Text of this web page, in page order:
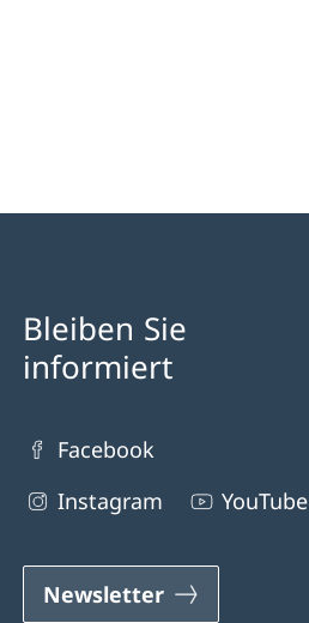
Bleiben Sie
informiert
Facebook
Instagram
YouTube
Newsletter